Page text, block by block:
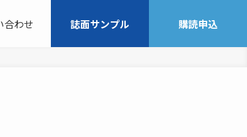
合わせ 誌面サンプル 購読申込